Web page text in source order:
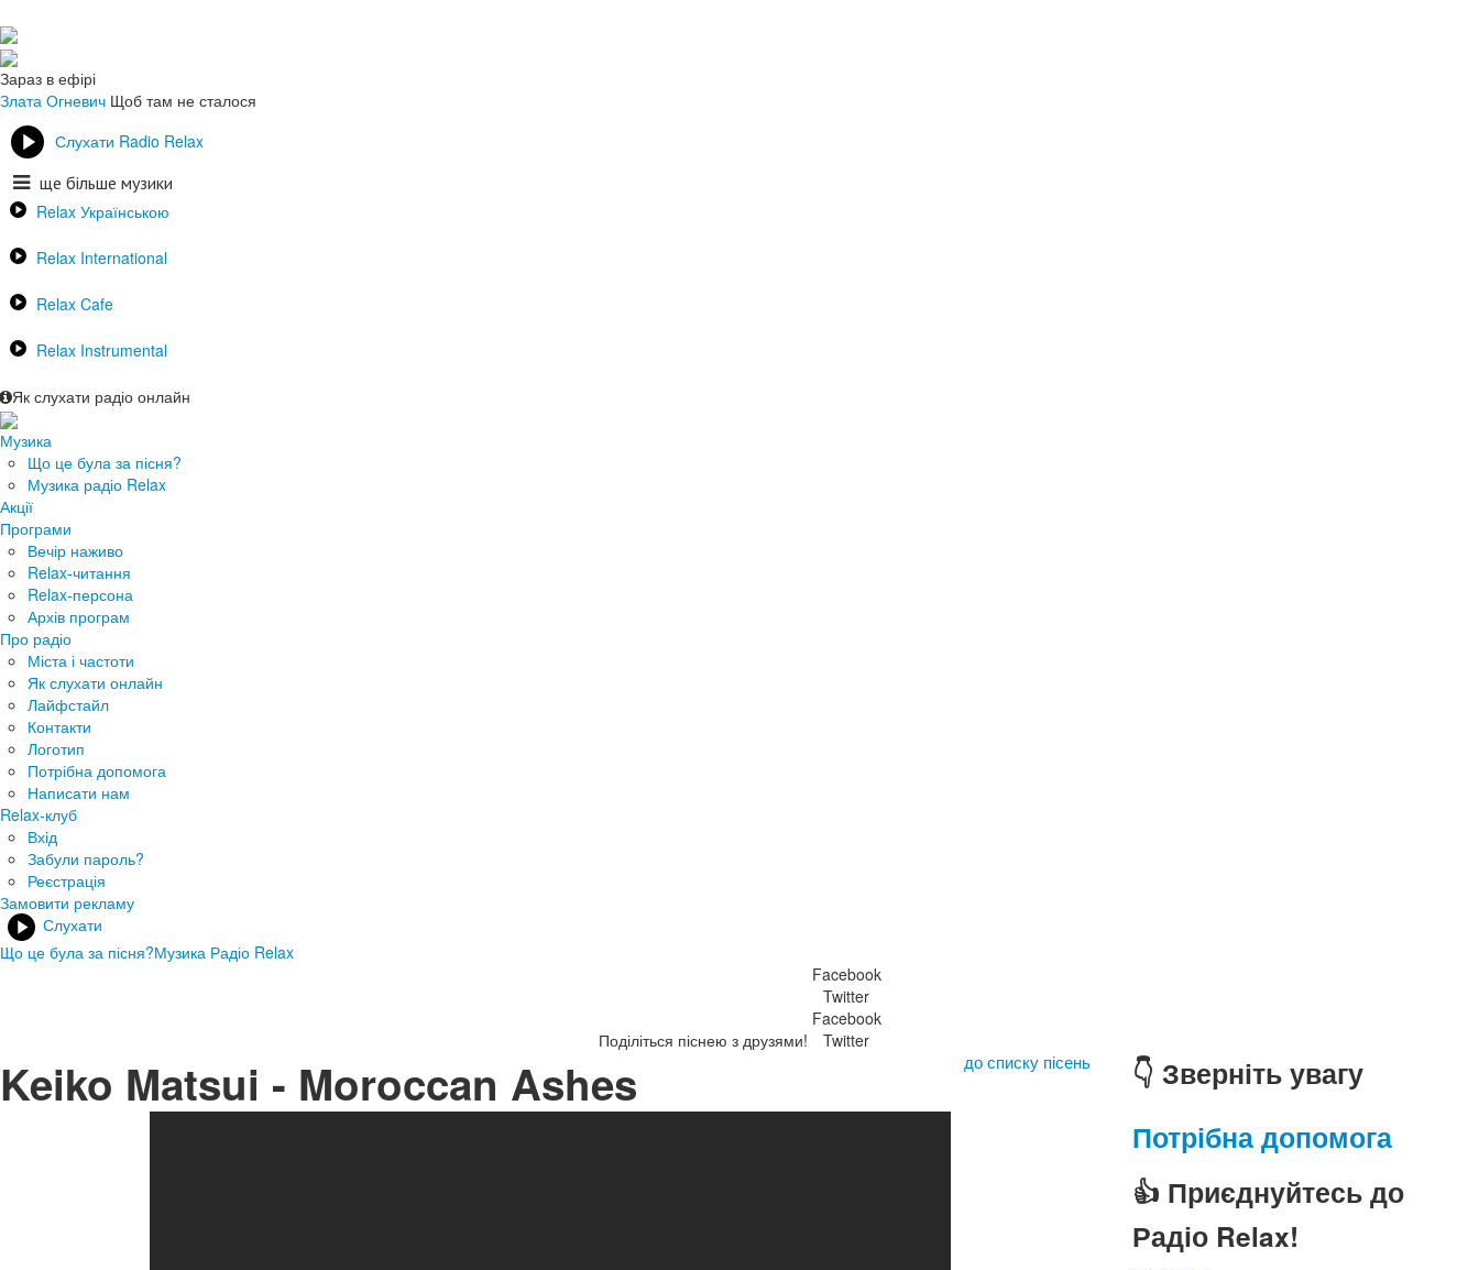
Зараз в ефірі
Злата Огневич Щоб там не сталося
Слухати Radio Relax
ще більше музики
Relax Українською
Relax International
Relax Cafe
Relax Instrumental
Як слухати радіо онлайн
Музика
Що це була за пісня?
Музика радіо Relax
Акції
Програми
Вечір наживо
Relax-читання
Relax-персона
Архів програм
Про радіо
Міста і частоти
Як слухати онлайн
Лайфстайл
Контакти
Логотип
Потрібна допомога
Написати нам
Relax-клуб
Вхід
Забули пароль?
Реєстрація
Замовити рекламу
Слухати
Що це була за пісня?Музика Радіо Relax
Поділіться піснею з друзями!
Facebook
Twitter
Facebook
Twitter
Keiko Matsui - Moroccan Ashes до списку пісень
👇 Зверніть увагу
Потрібна допомога
👍 Приєднуйтесь до
Радіо Relax!